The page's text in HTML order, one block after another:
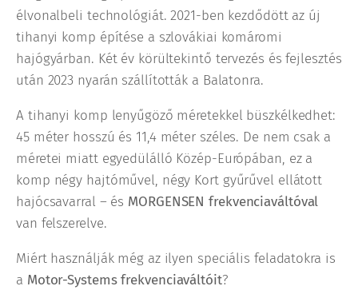
élvonalbeli technológiát. 2021-ben kezdődött az új
tihanyi komp építése a szlovákiai komáromi
hajógyárban. Két év körültekintő tervezés és fejlesztés
után 2023 nyarán szállították a Balatonra.
A tihanyi komp lenyűgöző méretekkel büszkélkedhet:
45 méter hosszú és 11,4 méter széles. De nem csak a
méretei miatt egyedülálló Közép-Európában, ez a
komp négy hajtóművel, négy Kort gyűrűvel ellátott
hajócsavarral – és MORGENSEN frekvenciaváltóval
van felszerelve.
Miért használják még az ilyen speciális feladatokra is
a Motor-Systems frekvenciaváltóit?